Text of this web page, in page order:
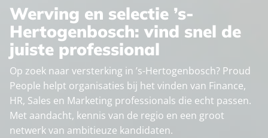
Werving en selectie ’s-
Hertogenbosch: vind snel de
juiste professional
Op zoek naar versterking in ’s-Hertogenbosch? Proud
People helpt organisaties bij het vinden van Finance,
HR, Sales en Marketing professionals die echt passen.
Met aandacht, kennis van de regio en een groot
netwerk van ambitieuze kandidaten.